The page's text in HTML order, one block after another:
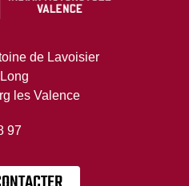
de Lavoisier
les Valence
97